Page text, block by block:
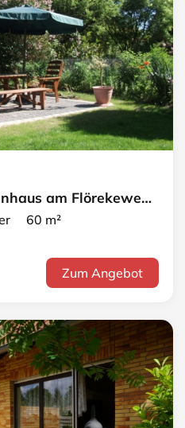
Am Apfelgarten Ferienhaus am Flörekeweg · B OG
60 m²
Zum Angebot